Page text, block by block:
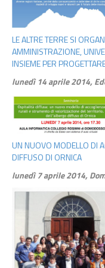
LE ALTRE TERRE SI
AMMINISTRAZIONE,
INSIEME PER
lunedì 14 aprile 2014,
UN NUOVO MODELLO DI
DIFFUSO DI ORNICA
lunedì 7 aprile 2014,